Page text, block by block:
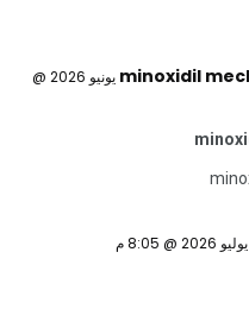
minoxidil
30 يونيو 2026 @